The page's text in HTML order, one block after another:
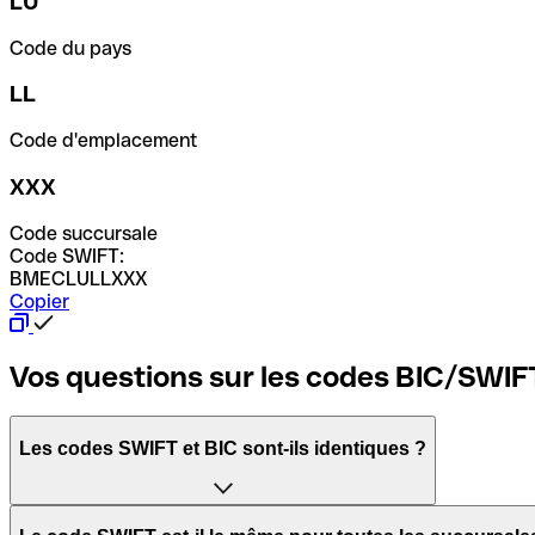
Code du pays
LL
Code d'emplacement
XXX
Code succursale
Code SWIFT:
BMECLULLXXX
Copier
Vos questions sur les codes BIC/
Les codes SWIFT et BIC sont-ils identiques ?